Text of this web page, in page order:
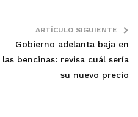
ARTÍCULO SIGUIENTE
Gobierno adelanta baja en
las bencinas: revisa cuál sería
su nuevo precio